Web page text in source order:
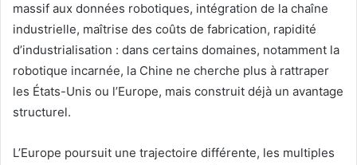
massif aux données robotiques, intégration de la chaîne
industrielle, maîtrise des coûts de fabrication, rapidité
d’industrialisation : dans certains domaines, notamment la
robotique incarnée, la Chine ne cherche plus à rattraper
les États-Unis ou l’Europe, mais construit déjà un avantage
structurel.
L’Europe poursuit une trajectoire différente, les multiples